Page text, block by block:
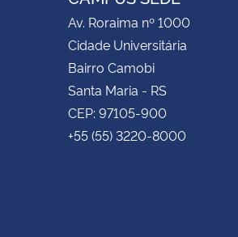
Av. Roraima nº 1000
Cidade Universitária
Bairro Camobi
Santa Maria - RS
CEP: 97105-900
+55 (55) 3220-8000